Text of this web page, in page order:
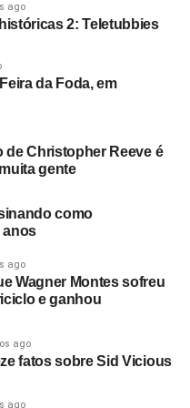
FANTASMAaqui.
em nada. O show do
Circus. Estava muito
Acabou ficando de
empresariando
e me perguntou se eu
e eles foram
Quis fazer algo
com o dono da loja
o clube Bowden Vale
inúmeras bandas em
voltar a promover
que tinha um monte de
que sobraram. Eles
ago
2: Teletubbies
da Foda, em
de Christopher Reeve é
gente
como
anos
ago
Wagner Montes sofreu
e ganhou
ago
fatos sobre Sid Vicious
ago